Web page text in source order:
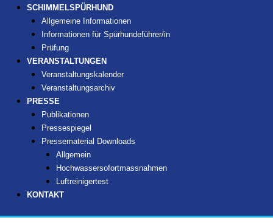
SCHIMMELSPÜRHUND
Allgemeine Informationen
Informationen für Spürhundeführer/in
Prüfung
VERANSTALTUNGEN
Veranstaltungskalender
Veranstaltungsarchiv
PRESSE
Publikationen
Pressespiegel
Pressematerial Downloads
Allgemein
Hochwassersofortmassnahmen
Luftreinigertest
KONTAKT